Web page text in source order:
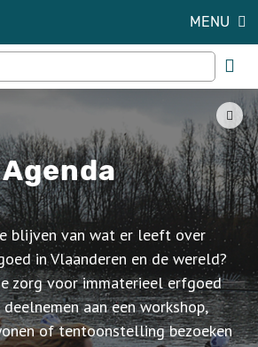
MENU
Agenda
blijven van wat er leeft over
in Vlaanderen en de wereld?
zorg voor immaterieel erfgoed
aan een workshop,
of tentoonstelling bezoeken